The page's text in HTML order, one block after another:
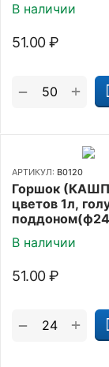
В наличии
51.00 ₽
+
−
АРТИКУЛ: В0120
Горшок
цветов 1л,
В наличии
51.00 ₽
+
−